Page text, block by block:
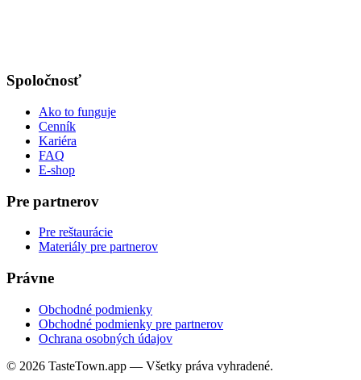
Spoločnosť
Ako to funguje
Cenník
Kariéra
FAQ
E-shop
Pre partnerov
Pre reštaurácie
Materiály pre partnerov
Právne
Obchodné podmienky
Obchodné podmienky pre partnerov
Ochrana osobných údajov
© 2026 TasteTown.app — Všetky práva vyhradené.